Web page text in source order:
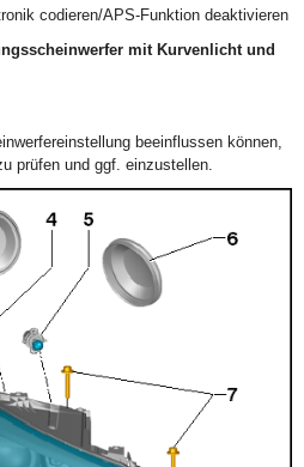
codieren/APS-Funktion deaktivieren
mit Kurvenlicht und
beeinflussen können,
prüfen und ggf. einzustellen.